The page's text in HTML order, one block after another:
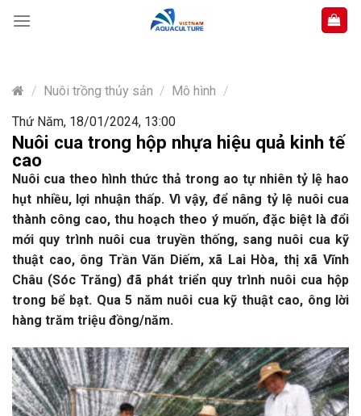
content
/ Nuôi trồng thủy sản / Mô hình /
Thứ Năm, 18/01/2024, 13:00
Nuôi cua trong hộp nhựa hiệu quả kinh tế
cao
Nuôi cua theo hình thức thả trong ao tự nhiên tỷ lệ hao
hụt nhiều, lợi nhuận thấp. Vì vậy, để nâng tỷ lệ nuôi cua
thành công cao, thu hoạch theo ý muốn, đặc biệt là đổi
mới quy trình nuôi cua truyền thống, sang nuôi cua kỹ
thuật cao, ông Trần Văn Diếm, xã Lai Hòa, thị xã Vĩnh
Châu (Sóc Trăng) đã phát triển quy trình nuôi cua hộp
trong bể bạt. Qua 5 năm nuôi cua kỹ thuật cao, ông lời
hàng trăm triệu đồng/năm.